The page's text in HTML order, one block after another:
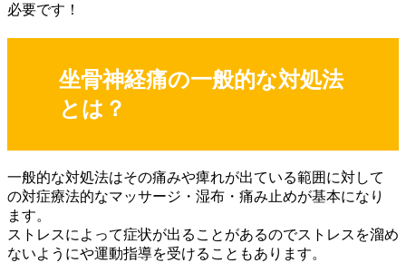
必要です！
坐骨神経痛の一般的な対処法
とは？
一般的な対処法はその痛みや痺れが出ている範囲に対して
の対症療法的なマッサージ・湿布・痛み止めが基本になり
ます。
ストレスによって症状が出ることがあるのでストレスを溜め
ないようにや運動指導を受けることもあります。